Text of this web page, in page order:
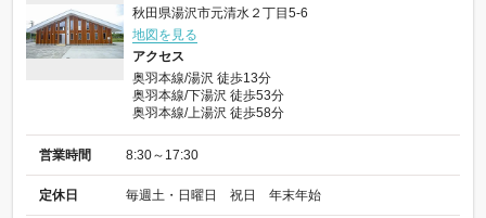
秋田県湯沢市元清水２丁目5-6
地図を見る
アクセス
奥羽本線/湯沢 徒歩13分
奥羽本線/下湯沢 徒歩53分
奥羽本線/上湯沢 徒歩58分
営業時間 8:30～17:30
定休日 毎週土・日曜日 祝日 年末年始